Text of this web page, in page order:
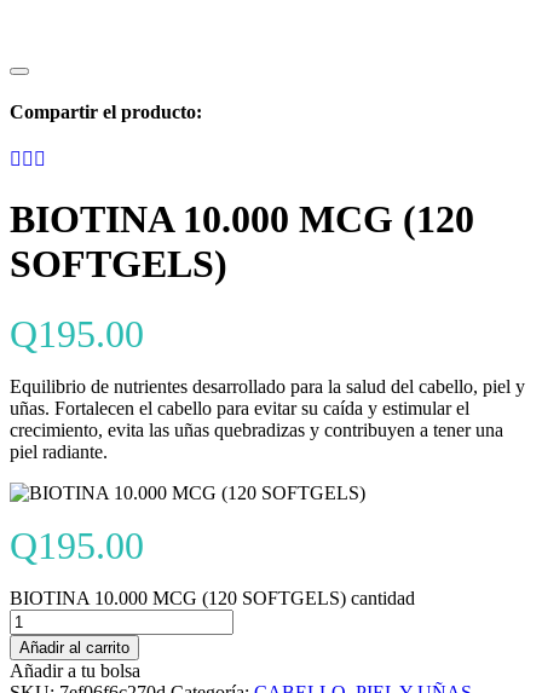
Compartir el producto:
BIOTINA 10.000 MCG (120
SOFTGELS)
Q195.00
Equilibrio de nutrientes desarrollado para la salud del cabello, piel y
uñas. Fortalecen el cabello para evitar su caída y estimular el
crecimiento, evita las uñas quebradizas y contribuyen a tener una
piel radiante.
Q195.00
BIOTINA 10.000 MCG (120 SOFTGELS) cantidad
Añadir al carrito
Añadir a tu bolsa